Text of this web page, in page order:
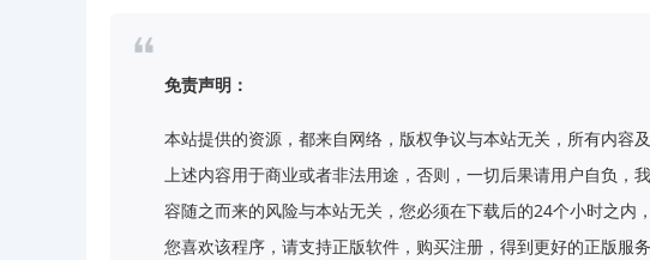
免责声明：
本站提供的资源，都来自网络，版权争议与本站无关，所有内容
上述内容用于商业或者非法用途，否则，一切后果请用户自负，
容随之而来的风险与本站无关，您必须在下载后的24个小时之内
您喜欢该程序，请支持正版软件，购买注册，得到更好的正版